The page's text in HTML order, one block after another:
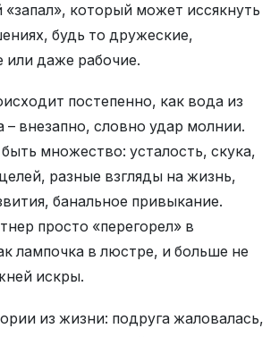
«запал», который может иссякнуть
будь то дружеские,
или даже рабочие.
постепенно, как вода из
– внезапно, словно удар молнии.
множество: усталость, скука,
разные взгляды на жизнь,
банальное привыкание.
просто «перегорел» в
лампочка в люстре, и больше не
искры.
из жизни: подруга жаловалась,